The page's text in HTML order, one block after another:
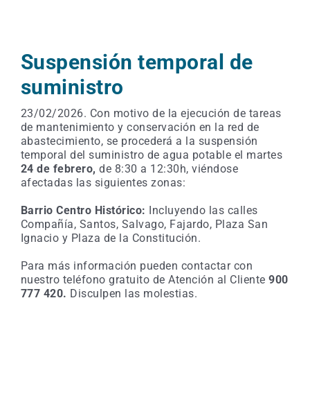
Suspensión temporal de
suministro
23/02/2026. Con motivo de la ejecución de tareas
de mantenimiento y conservación en la red de
abastecimiento, se procederá a la suspensión
temporal del suministro de agua potable el martes
24 de febrero, de 8:30 a 12:30h, viéndose
afectadas las siguientes zonas:
Barrio Centro Histórico: Incluyendo las calles
Compañía, Santos, Salvago, Fajardo, Plaza San
Ignacio y Plaza de la Constitución.
Para más información pueden contactar con
nuestro teléfono gratuito de Atención al Cliente900
777 420. Disculpen las molestias.